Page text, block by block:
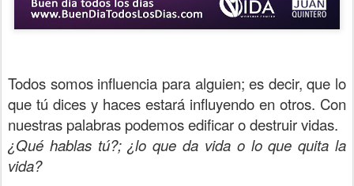
Todos somos influencia para alguien; es decir, que lo
que tú dices y haces estará influyendo en otros. Con
nuestras palabras podemos edificar o destruir vidas.
¿Qué hablas tú?; ¿lo que da vida o lo que quita la
vida?